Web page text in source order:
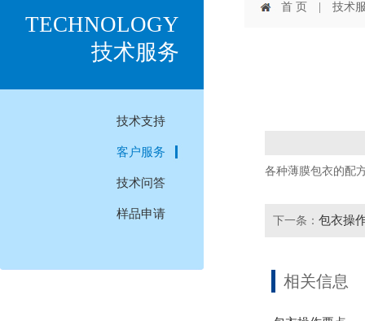
TECHNOLOGY
技术服务
技术支持
客户服务
技术问答
样品申请
首 页 | 技术
各种薄膜包衣的配
下一条： 包衣操
相关信息